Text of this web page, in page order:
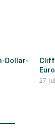
Dollar-
27.